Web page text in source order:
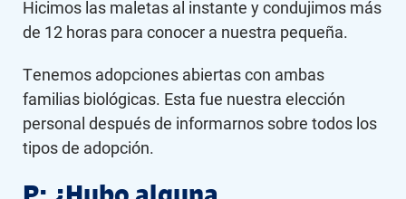
Hicimos las maletas al instante y condujimos más
de 12 horas para conocer a nuestra pequeña.
Tenemos adopciones abiertas con ambas
familias biológicas. Esta fue nuestra elección
personal después de informarnos sobre todos los
tipos de adopción.